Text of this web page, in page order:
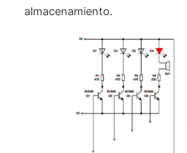
almacenamiento.